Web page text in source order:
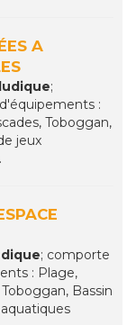
A
;
:
Toboggan,
jeux
; comporte
: Plage,
Bassin